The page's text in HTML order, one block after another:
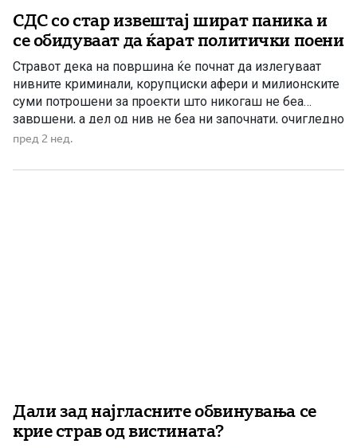
СДС со стар извештај шират паника и
се обидуваат да ќарат политички поени
Стравот дека на површина ќе почнат да излегуваат
нивните криминали, корупциски афери и милионските
суми потрошени за проекти што никогаш не беа
завршени, а дел од нив не беа ни започнати, очигледно
го доведе СДС до политичко очајание. Наместо да
парите на граѓаните што исчезнуваа во сомнителни
пред 2 нед.
Дали зад најгласните обвинувања се
крие страв од вистината?